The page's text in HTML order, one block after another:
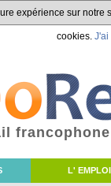
expérience sur
cookies. J'ai
L' EMPLOI